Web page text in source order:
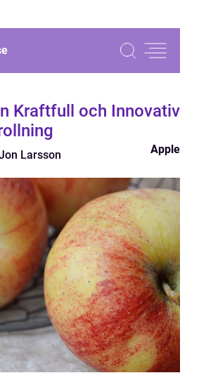
Kraftfull och Innovativ
Larsson Apple